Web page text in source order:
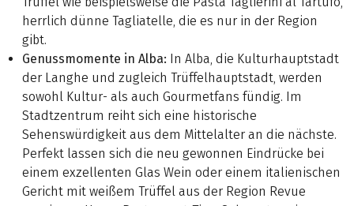
herrlich dünne Tagliatelle, die es nur in der Region
gibt.
Genussmomente in Alba: In Alba, die Kulturhauptstadt
der Langhe und zugleich Trüffelhauptstadt, werden
sowohl Kultur- als auch Gourmetfans fündig. Im
Stadtzentrum reiht sich eine historische
Sehenswürdigkeit aus dem Mittelalter an die nächste.
Perfekt lassen sich die neu gewonnen Eindrücke bei
einem exzellenten Glas Wein oder einem italienischen
Gericht mit weißem Trüffel aus der Region Revue